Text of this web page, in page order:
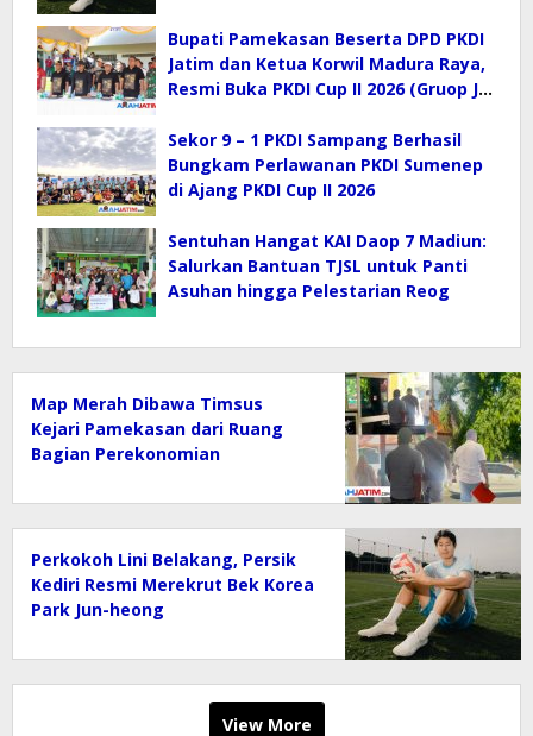
Bupati Pamekasan Beserta DPD PKDI
Jatim dan Ketua Korwil Madura Raya,
Resmi Buka PKDI Cup II 2026 (Gruop J)
Sekor 9 – 1 PKDI Sampang Berhasil
Bungkam Perlawanan PKDI Sumenep
di Ajang PKDI Cup II 2026
Sentuhan Hangat KAI Daop 7 Madiun:
Salurkan Bantuan TJSL untuk Panti
Asuhan hingga Pelestarian Reog
Map Merah Dibawa Timsus
Kejari Pamekasan dari Ruang
Bagian Perekonomian
Perkokoh Lini Belakang, Persik
Kediri Resmi Merekrut Bek Korea
Park Jun-heong
View More